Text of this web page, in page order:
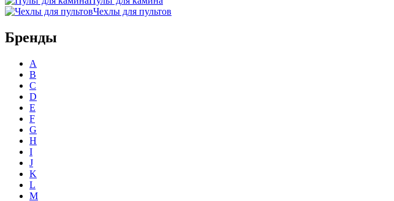
Чехлы для пультов
Бренды
A
B
C
D
E
F
G
H
I
J
K
L
M